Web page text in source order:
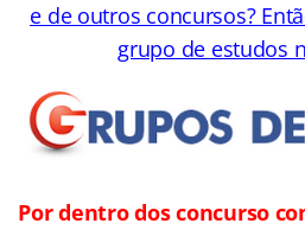
e de outros concursos?
grupo de estudos
Por dentro dos concurso